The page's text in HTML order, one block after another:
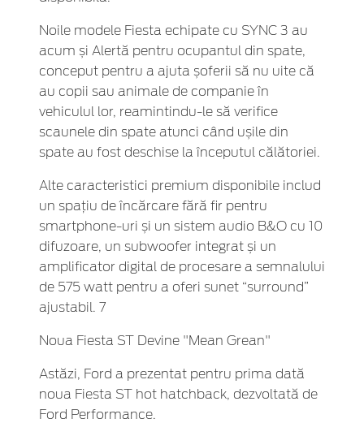
Noile modele Fiesta echipate cu SYNC 3 au
acum și Alertă pentru ocupantul din spate,
conceput pentru a ajuta șoferii să nu uite că
au copii sau animale de companie în
vehiculul lor, reamintindu-le să verifice
scaunele din spate atunci când ușile din
spate au fost deschise la începutul călătoriei.
Alte caracteristici premium disponibile includ
un spațiu de încărcare fără fir pentru
smartphone-uri și un sistem audio B&O cu 10
difuzoare, un subwoofer integrat și un
amplificator digital de procesare a semnalului
de 575 watt pentru a oferi sunet “surround”
ajustabil. 7
Noua Fiesta ST Devine "Mean Grean"
Astăzi, Ford a prezentat pentru prima dată
noua Fiesta ST hot hatchback, dezvoltată de
Ford Performance.